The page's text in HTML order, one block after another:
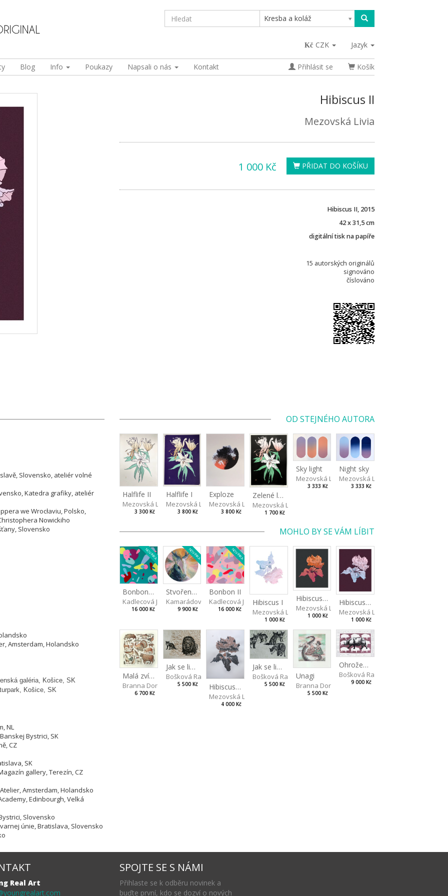
Kresba a koláž
CZK Jazyk
Blog Info Poukazy Napsali o nás Kontakt Přihlásit se Košík
Hibiscus II
Mezovská Livia
PŘIDAT DO KOŠÍKU
1 000 Kč
Hibiscus II, 2015
42 x 31,5 cm
digitální tisk na papíře
15 autorských originálů
signováno
číslováno
Slovensko, ateliér volné
Katedra grafiky, ateliér
we Wrocłaviu, Polsko,
Nowickiho
Slovensko
Amsterdam, Holandsko
galéria, Košice, SK
Košice, SK
NL
Bystrici, SK
CZ
SK
gallery, Terezín, CZ
Amsterdam, Holandsko
Edinbourgh, Velká
Slovensko
únie, Bratislava, Slovensko
OD STEJNÉHO AUTORA
Halflife II
Mezovská Livia
3 300 Kč
Halflife I
Mezovská Livia
3 800 Kč
Exploze
Mezovská Livia
3 800 Kč
Zelené lilije
Mezovská Livia
1 700 Kč
Sky light
Mezovská Livia
3 333 Kč
Night sky
Mezovská Livia
3 333 Kč
MOHLO BY SE VÁM LÍBIT
NOVINKA
Bonbon III
Kadlecová Jaroslava
16 000 Kč
NOVINKA
Stvořeni jeden pro druhého II
Kamarádová Jana
9 900 Kč
NOVINKA
Bonbon II
Kadlecová Jaroslava
16 000 Kč
Hibiscus I
Mezovská Livia
1 000 Kč
Hibiscus III
Mezovská Livia
1 000 Kč
Hibiscus II
Mezovská Livia
1 000 Kč
Malá zvířata
Branna Dorota
6 700 Kč
Jak se liška poradila s rozumem
Bošková Radka
5 500 Kč Hibiscus BIO
Mezovská Livia
4 000 Kč
Jak se liška napálila
Bošková Radka
5 500 Kč
Unagi
Branna Dorota
5 500 Kč
Ohrožený druh II
Bošková Radka
9 000 Kč
Real Art
SPOJTE SE S NÁMI
Přihlaste se k odběru novinek a
buďte první, kdo se dozví o nových